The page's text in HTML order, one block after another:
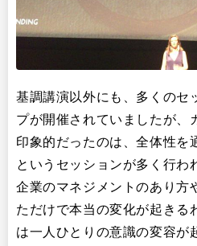
基調講演以外にも、多くのセ
プが開催されていましたが、
印象的だったのは、全体性を
というセッションが多く行わ
企業のマネジメントのあり方
ただけで本当の変化が起きる
は一人ひとりの意識の変容が